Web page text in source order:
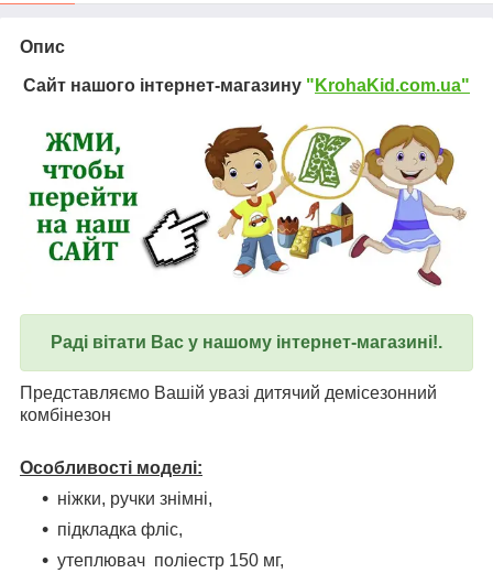
Опис
Сайт нашого інтернет-магазину " KrohaKid.com.ua"
Раді вітати Вас у нашому інтернет-магазині!.
Представляємо Вашій увазі дитячий демісезонний
комбінезон
Особливості моделі:
ніжки, ручки знімні,
підкладка фліс,
утеплювач поліестр 150 мг,